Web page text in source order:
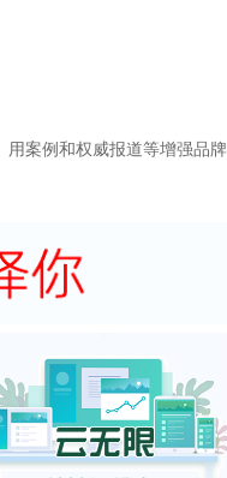
案例和权威报道等增强品牌